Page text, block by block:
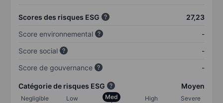
Scores des risques ESG
27,23
Score environnemental
-
Score social
-
Score de gouvernance
-
Catégorie de risques ESG Moyen
Negligible Low Med High
Severe